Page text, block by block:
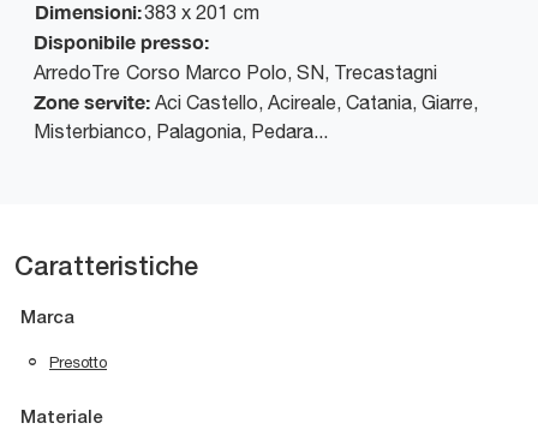
Dimensioni:383 x 201 cm
Disponibile presso:
ArredoTre Corso Marco Polo, SN, Trecastagni
Zone servite: Aci Castello, Acireale, Catania, Giarre,
Misterbianco, Palagonia, Pedara...
Caratteristiche
Marca
Presotto
Materiale